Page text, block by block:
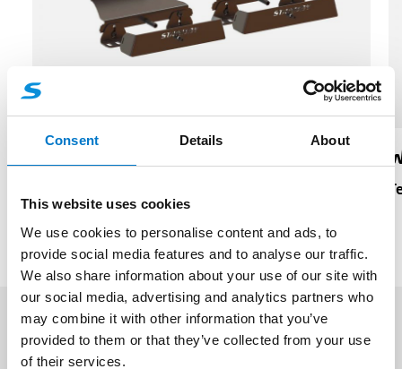
Consent Details About
This website uses cookies
We use cookies to personalise content and ads, to
provide social media features and to analyse our traffic.
We also share information about your use of our site with
our social media, advertising and analytics partners who
may combine it with other information that you’ve
provided to them or that they’ve collected from your use
of their services.
Ähnliche Produkte